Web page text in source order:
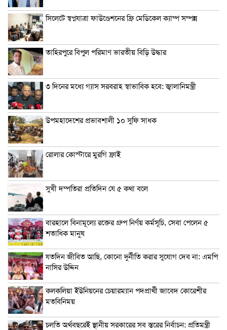
সিলেটে স্বপ্নযাত্রা ফাউণ্ডেশনের ফ্রি মেডিকেল ক্যাম্প সম্পন্ন
তাহিরপুরে বিপুল পরিমাণ ভারতীয় বিড়ি উদ্ধার
৩ দিনের মধ্যে গ্যাস সরবরাহ স্বাভাবিক হবে: জ্বালানিমন্ত্রী
উপমহাদেশের প্রভাবশালী ১০ সুফি সাধক
রোলার কোস্টারে মুরগি ফ্রাই
সুখী দম্পতিরা প্রতিদিন যে ৫ কথা বলে
বারহালে বিনামূল্যে রক্তের গ্রুপ নির্ণয় কর্মসূচি, সেবা পেলেন ৫
শতাধিক মানুষ
যতদিন জীবিত আছি, কোনো দুর্নীতি করার সুযোগ দেব না: এমপি
নাসির উদ্দিন
কলকলিয়া ইউনিয়নের চেয়ারম্যান পদপ্রার্থী জাবেদ কোরেশীর
মতবিনিময়
চলতি অর্থবছরেই স্থানীয় সরকারের সব স্তরের নির্বাচন: প্রতিমন্ত্রী